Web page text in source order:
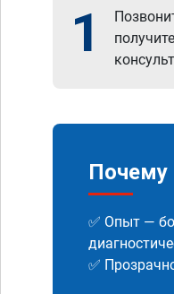
1
Почему
✅ Опыт —
✅